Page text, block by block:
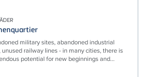
military sites, abandoned industrial
unused railway lines - in many cities, there is
potential for new beginnings and...